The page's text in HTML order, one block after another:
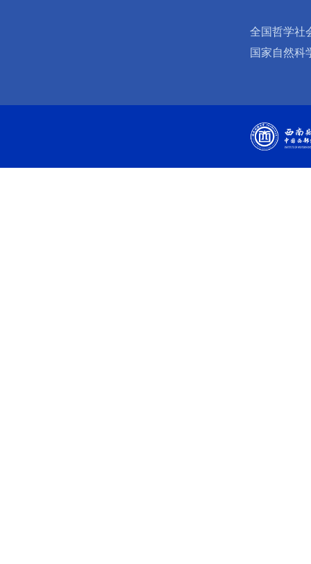
全国哲学社
国家自然科